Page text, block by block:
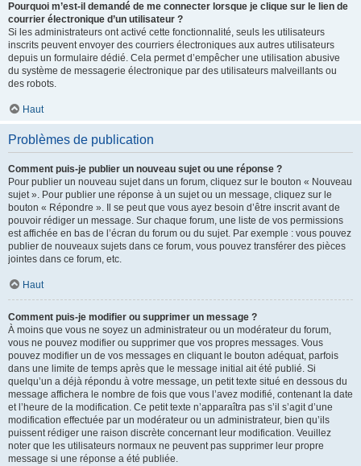
Pourquoi m’est-il demandé de me connecter lorsque je clique sur le lien de
courrier électronique d’un utilisateur ?
Si les administrateurs ont activé cette fonctionnalité, seuls les utilisateurs
inscrits peuvent envoyer des courriers électroniques aux autres utilisateurs
depuis un formulaire dédié. Cela permet d’empêcher une utilisation abusive
du système de messagerie électronique par des utilisateurs malveillants ou
des robots.
Haut
Problèmes de publication
Comment puis-je publier un nouveau sujet ou une réponse ?
Pour publier un nouveau sujet dans un forum, cliquez sur le bouton « Nouveau
sujet ». Pour publier une réponse à un sujet ou un message, cliquez sur le
bouton « Répondre ». Il se peut que vous ayez besoin d’être inscrit avant de
pouvoir rédiger un message. Sur chaque forum, une liste de vos permissions
est affichée en bas de l’écran du forum ou du sujet. Par exemple : vous pouvez
publier de nouveaux sujets dans ce forum, vous pouvez transférer des pièces
jointes dans ce forum, etc.
Haut
Comment puis-je modifier ou supprimer un message ?
À moins que vous ne soyez un administrateur ou un modérateur du forum,
vous ne pouvez modifier ou supprimer que vos propres messages. Vous
pouvez modifier un de vos messages en cliquant le bouton adéquat, parfois
dans une limite de temps après que le message initial ait été publié. Si
quelqu’un a déjà répondu à votre message, un petit texte situé en dessous du
message affichera le nombre de fois que vous l’avez modifié, contenant la date
et l’heure de la modification. Ce petit texte n’apparaîtra pas s’il s’agit d’une
modification effectuée par un modérateur ou un administrateur, bien qu’ils
puissent rédiger une raison discrète concernant leur modification. Veuillez
noter que les utilisateurs normaux ne peuvent pas supprimer leur propre
message si une réponse a été publiée.